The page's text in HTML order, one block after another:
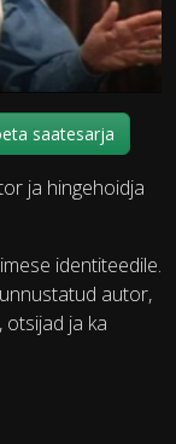
saatesarja
ja hingehoidja
identiteedile.
autor,
otsijad ja ka